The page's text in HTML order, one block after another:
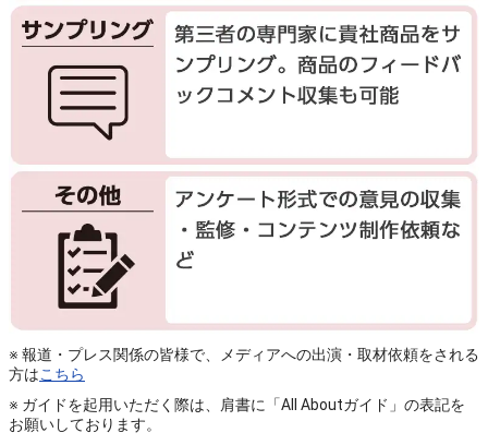
※ 報道・プレス関係の皆様で、メディアへの出演・取材依頼をされる
方はこちら
※ ガイドを起用いただく際は、肩書に「All Aboutガイド」の表記を
お願いしております。